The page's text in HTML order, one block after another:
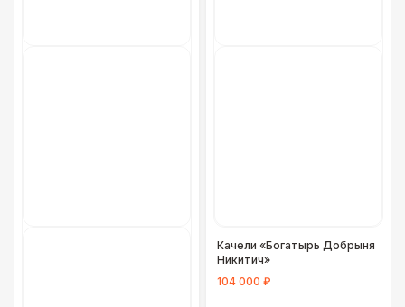
Качели «Богатырь Добрыня
Никитич»
104 000 ₽